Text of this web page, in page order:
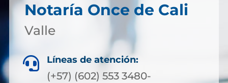
Notaría Once de Cali
Valle
 Líneas de atención:
(+57) (602) 553 3480-